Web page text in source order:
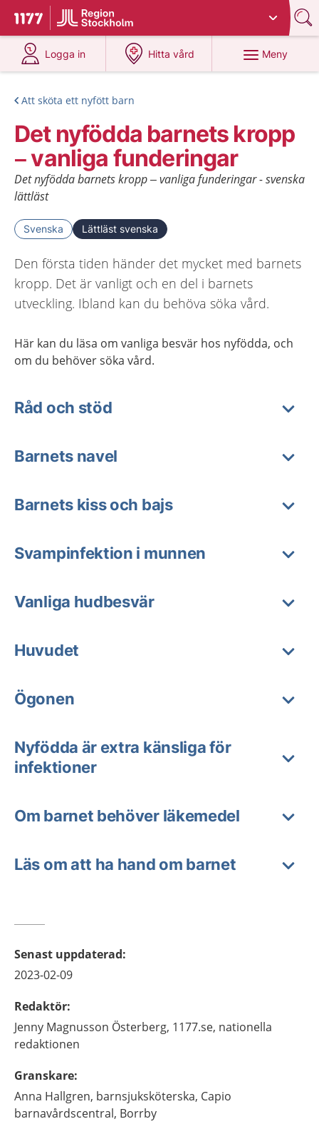
Till startsidan för 1177
Du har valt region
Logga in
på 1177.se
Hitta vård
på 1177.se
Meny
Att sköta ett nyfött barn
Det nyfödda barnets kropp
– vanliga funderingar
Det nyfödda barnets kropp – vanliga funderingar - svenska
lättläst
Svenska Lättläst svenska
Den första tiden händer det mycket med barnets
kropp. Det är vanligt och en del i barnets
utveckling. Ibland kan du behöva söka vård.
Här kan du läsa om vanliga besvär hos nyfödda, och
om du behöver söka vård.
Råd och stöd
Barnets navel
Barnets kiss och bajs
Svampinfektion i munnen
Vanliga hudbesvär
Huvudet
Ögonen
Nyfödda är extra känsliga för
infektioner
Om barnet behöver läkemedel
Läs om att ha hand om barnet
Senast uppdaterad:
2023-02-09
Redaktör:
Jenny Magnusson Österberg, 1177.se, nationella
redaktionen
Granskare:
Anna Hallgren, barnsjuksköterska, Capio
barnavårdscentral, Borrby